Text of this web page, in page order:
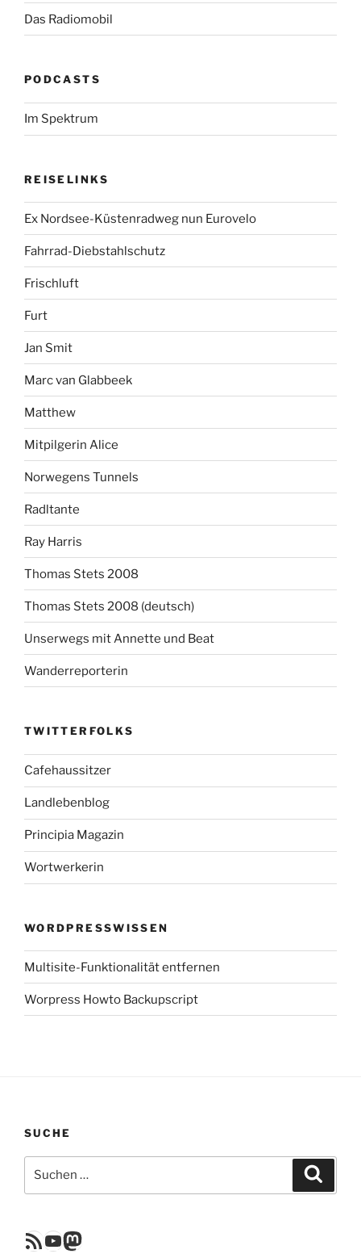
Das Radiomobil
PODCASTS
Im Spektrum
REISELINKS
Ex Nordsee-Küstenradweg nun Eurovelo
Fahrrad-Diebstahlschutz
Frischluft
Furt
Jan Smit
Marc van Glabbeek
Matthew
Mitpilgerin Alice
Norwegens Tunnels
Radltante
Ray Harris
Thomas Stets 2008
Thomas Stets 2008 (deutsch)
Unserwegs mit Annette und Beat
Wanderreporterin
TWITTERFOLKS
Cafehaussitzer
Landlebenblog
Principia Magazin
Wortwerkerin
WORDPRESSWISSEN
Multisite-Funktionalität entfernen
Worpress Howto Backupscript
SUCHE
nach:
RSS FeedYouTube
Mastodon